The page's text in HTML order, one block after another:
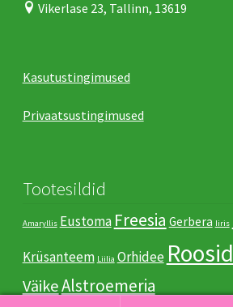
Vikerlase 23, Tallinn, 13619
Kasutustingimused
Privaatsustingimused
Tootesildid
Amaryllis Eustoma Freesia Gerbera Iiris
Krüsanteem Liilia Orhidee Roosid
VäikeАlstroemeria